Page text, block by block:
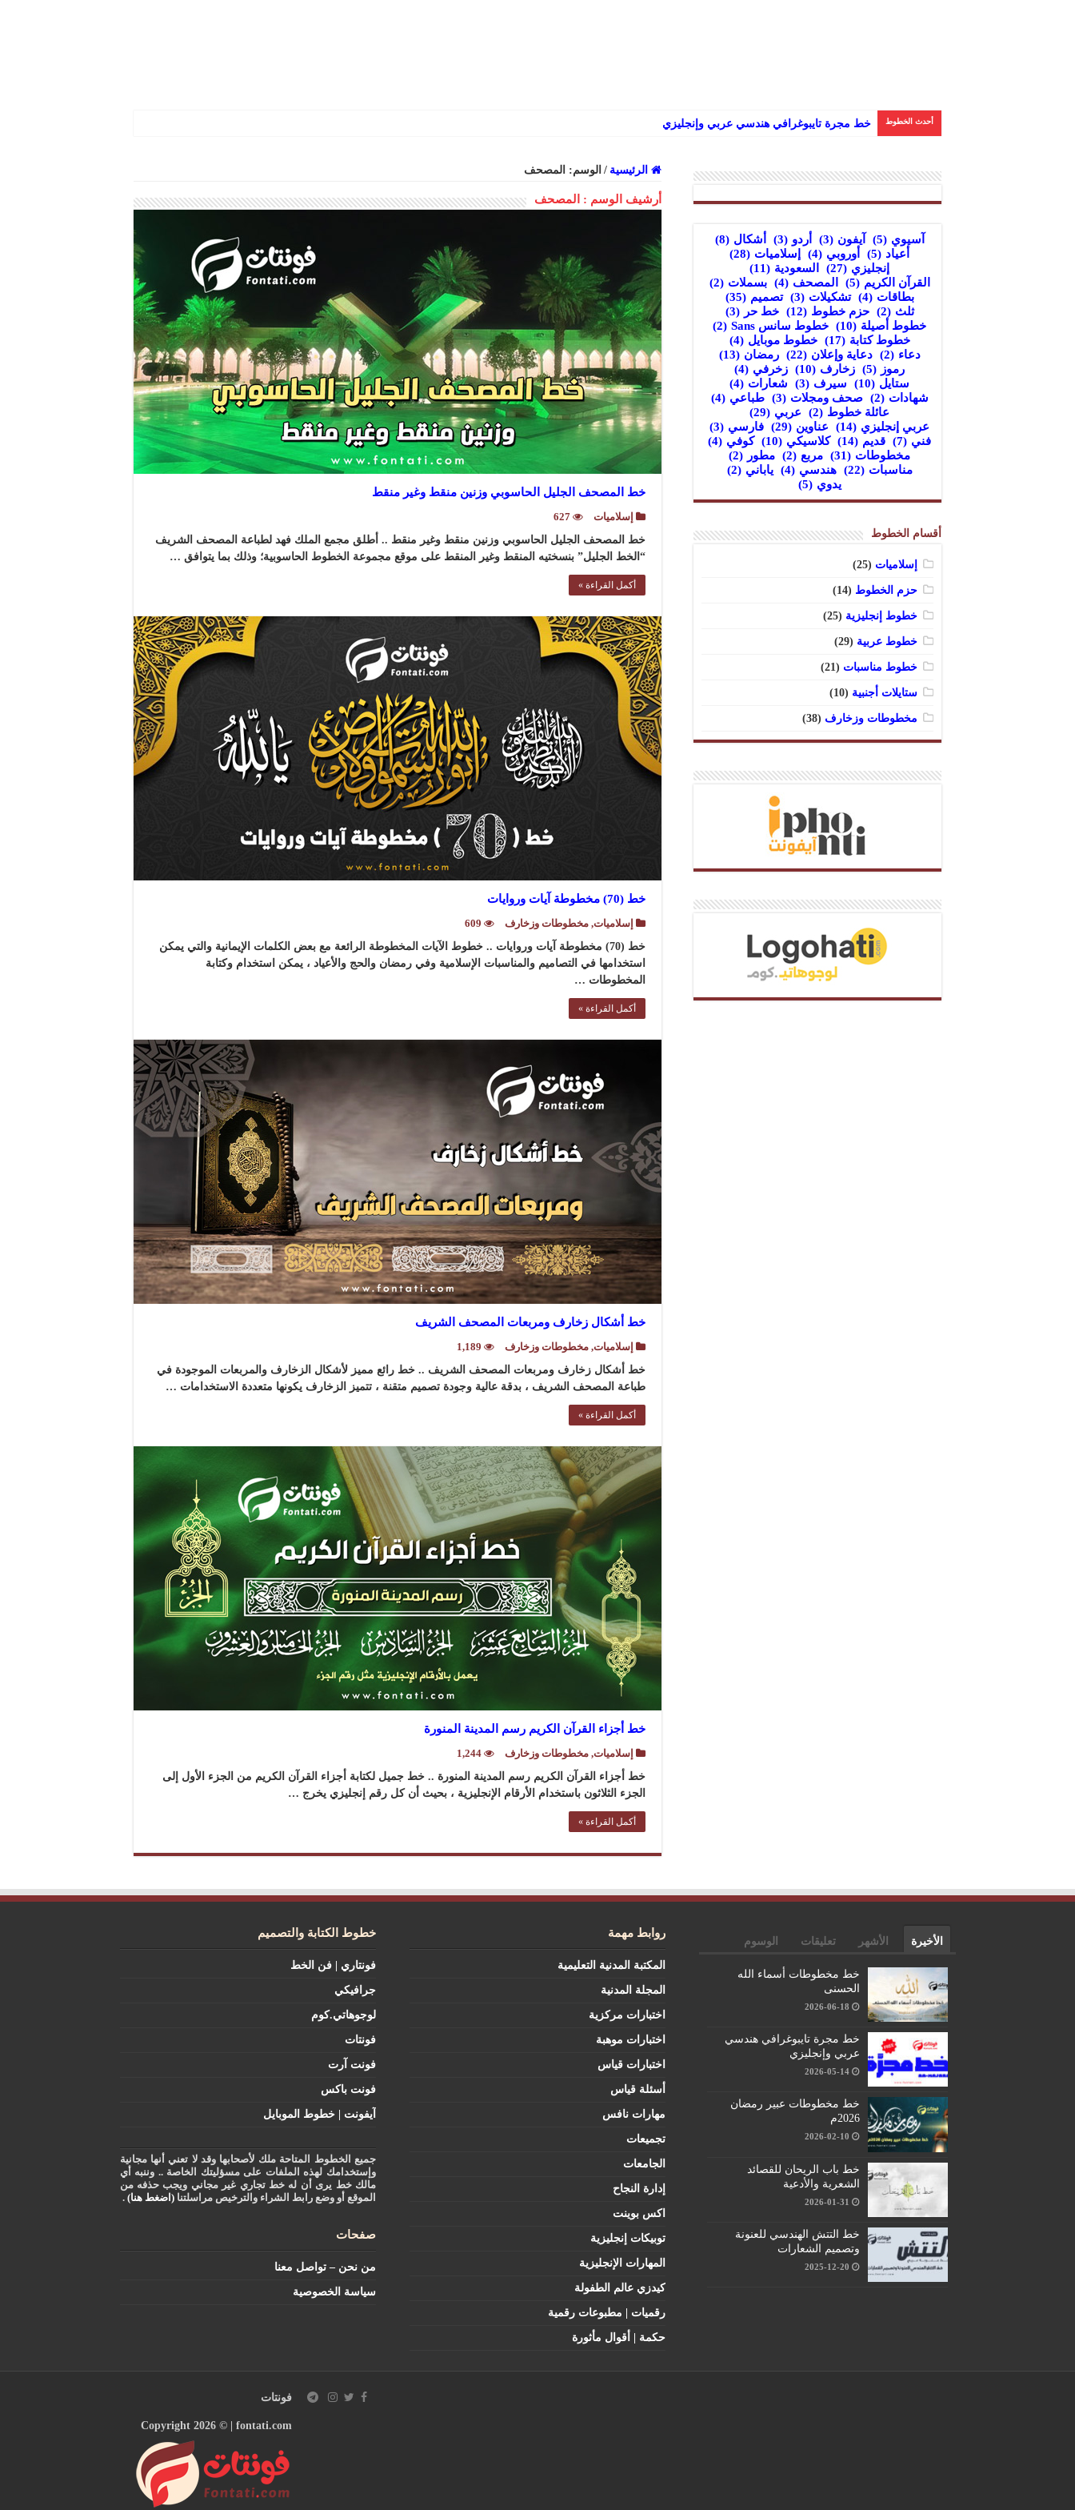
أحدث الخطوط خط مجرة تايبوغرافي هندسي عربي وإنجليزي
الرئيسية / الوسم: المصحف
أرشيف الوسم : المصحف
خط المصحف الجليل الحاسوبي وزنين منقط وغير منقط
إسلاميات
627
خط المصحف الجليل الحاسوبي وزنين منقط وغير منقط .. أطلق مجمع الملك فهد لطباعة المصحف الشريف
“الخط الجليل” بنسختيه المنقط وغير المنقط على موقع مجموعة الخطوط الحاسوبية؛ وذلك بما يتوافق …
أكمل القراءة »
خط (70) مخطوطة آيات وروايات
إسلاميات, مخطوطات وزخارف
609
خط (70) مخطوطة آيات وروايات .. خطوط الآيات المخطوطة الرائعة مع بعض الكلمات الإيمانية والتي يمكن
استخدامها في التصاميم والمناسبات الإسلامية وفي رمضان والحج والأعياد ، يمكن استخدام وكتابة
المخطوطات …
أكمل القراءة »
خط أشكال زخارف ومربعات المصحف الشريف
إسلاميات, مخطوطات وزخارف
1,189
خط أشكال زخارف ومربعات المصحف الشريف .. خط رائع مميز لأشكال الزخارف والمربعات الموجودة في
طباعة المصحف الشريف ، بدقة عالية وجودة تصميم متقنة ، تتميز الزخارف يكونها متعددة الاستخدامات …
أكمل القراءة »
خط أجزاء القرآن الكريم رسم المدينة المنورة
إسلاميات, مخطوطات وزخارف
1,244
خط أجزاء القرآن الكريم رسم المدينة المنورة .. خط جميل لكتابة أجزاء القرآن الكريم من الجزء الأول إلى
الجزء الثلاثون باستخدام الأرقام الإنجليزية ، بحيث أن كل رقم إنجليزي يخرج …
أكمل القراءة »
آسيوي (5) آيفون (3) أردو (3) أشكال (8)
أعياد (5) أوروبي (4) إسلاميات (28)
إنجليزي (27) السعودية (11)
القرآن الكريم (5) المصحف (4) بسملات (2)
بطاقات (4) تشكيلات (3) تصميم (35)
ثلث (2) حزم خطوط (12) خط حر (3)
خطوط أصيلة (10) خطوط سانس Sans
(2)
خطوط كتابة (17) خطوط موبايل (4)
دعاء (2) دعاية وإعلان (22) رمضان (13)
رموز (5) زخارف (10) زخرفي (4)
ستايل (10) سيرف (3) شعارات (4)
شهادات (2) صحف ومجلات (3) طباعي (4)
عائلة خطوط (2) عربي (29)
عربي إنجليزي (14) عناوين (29) فارسي (3)
فني (7) قديم (14) كلاسيكي (10) كوفي (4)
مخطوطات (31) مربع (2) مطور (2)
مناسبات (22) هندسي (4) ياباني (2)
يدوي (5)
أقسام الخطوط
إسلاميات (25)
حزم الخطوط (14)
خطوط إنجليزية (25)
خطوط عربية (29)
خطوط مناسبات (21)
ستايلات أجنبية (10)
مخطوطات وزخارف (38)
الأخيرة الأشهر تعليقات الوسوم
خط مخطوطات أسماء الله
الحسنى
2026-06-18
خط مجرة تايبوغرافي هندسي
عربي وإنجليزي
2026-05-14
خط مخطوطات عبير رمضان
2026م
2026-02-10
خط باب الريحان للقصائد
الشعرية والأدعية
2026-01-31
خط التتش الهندسي للعنونة
وتصميم الشعارات
2025-12-20
روابط مهمة
المكتبة المدنية التعليمية
المجلة المدنية
اختبارات مركزية
اختبارات موهبة
اختبارات قياس
أسئلة قياس
مهارات نافس
تجميعات
الجامعات
إدارة النجاح
اكس بوينت
توبيكات إنجليزية
المهارات الإنجليزية
كيدزي عالم الطفولة
رقميات | مطبوعات رقمية
حكمة | أقوال مأثورة
خطوط الكتابة والتصميم
فونتاري | فن الخط
جرافيكي
لوجوهاتي.كوم
فونتات
فونت آرت
فونت باكس
آيفونت | خطوط الموبايل
جميع الخطوط المتاحة ملك لأصحابها وقد لا تعني أنها مجانية
وإستخدامك لهذه الملفات على مسؤليتك الخاصة .. وننبه أي
مالك خط يرى أن له خط تجاري غير مجاني ويجب حذفه من
الموقع أو وضع رابط الشراء والترخيص مراسلتنا (اضغط هنا) .
صفحات
من نحن – تواصل معنا
سياسة الخصوصية
فونتات
Copyright 2026 © | fontati.com